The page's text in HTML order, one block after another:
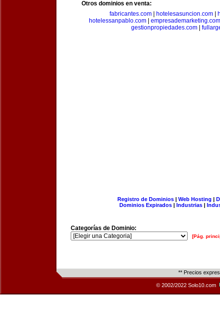
Otros dominios en venta:
fabricantes.com
hotelesasuncion.com
hotelessanpablo.com| empresademarketing.com
gestionpropiedades.com
Registro de Dominios| Web Hosting |
Dominios Expirados | Industrias |
Categorías de Dominio:
[Pág.
** Precios
© 2002/2022 Solo10.com